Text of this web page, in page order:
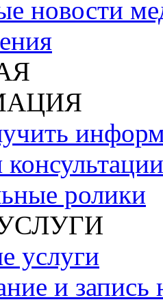
новости
ролики
услуги
и запись